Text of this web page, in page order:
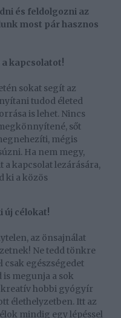
és feldolgozni az
most pár hasznos
a kapcsolatot!
sokat segít az
tudod életed
is lehet. Nincs
sőt
mégis
Ha nem megy,
kapcsolat lezárására,
ki a közös
új célokat!
az önsajnálat
Ne tedd tönkre
csak egészségedet
is megunja a sok
kreatív hobbi gyógyír
élethelyzetben. Itt az
mindig egy lépéssel